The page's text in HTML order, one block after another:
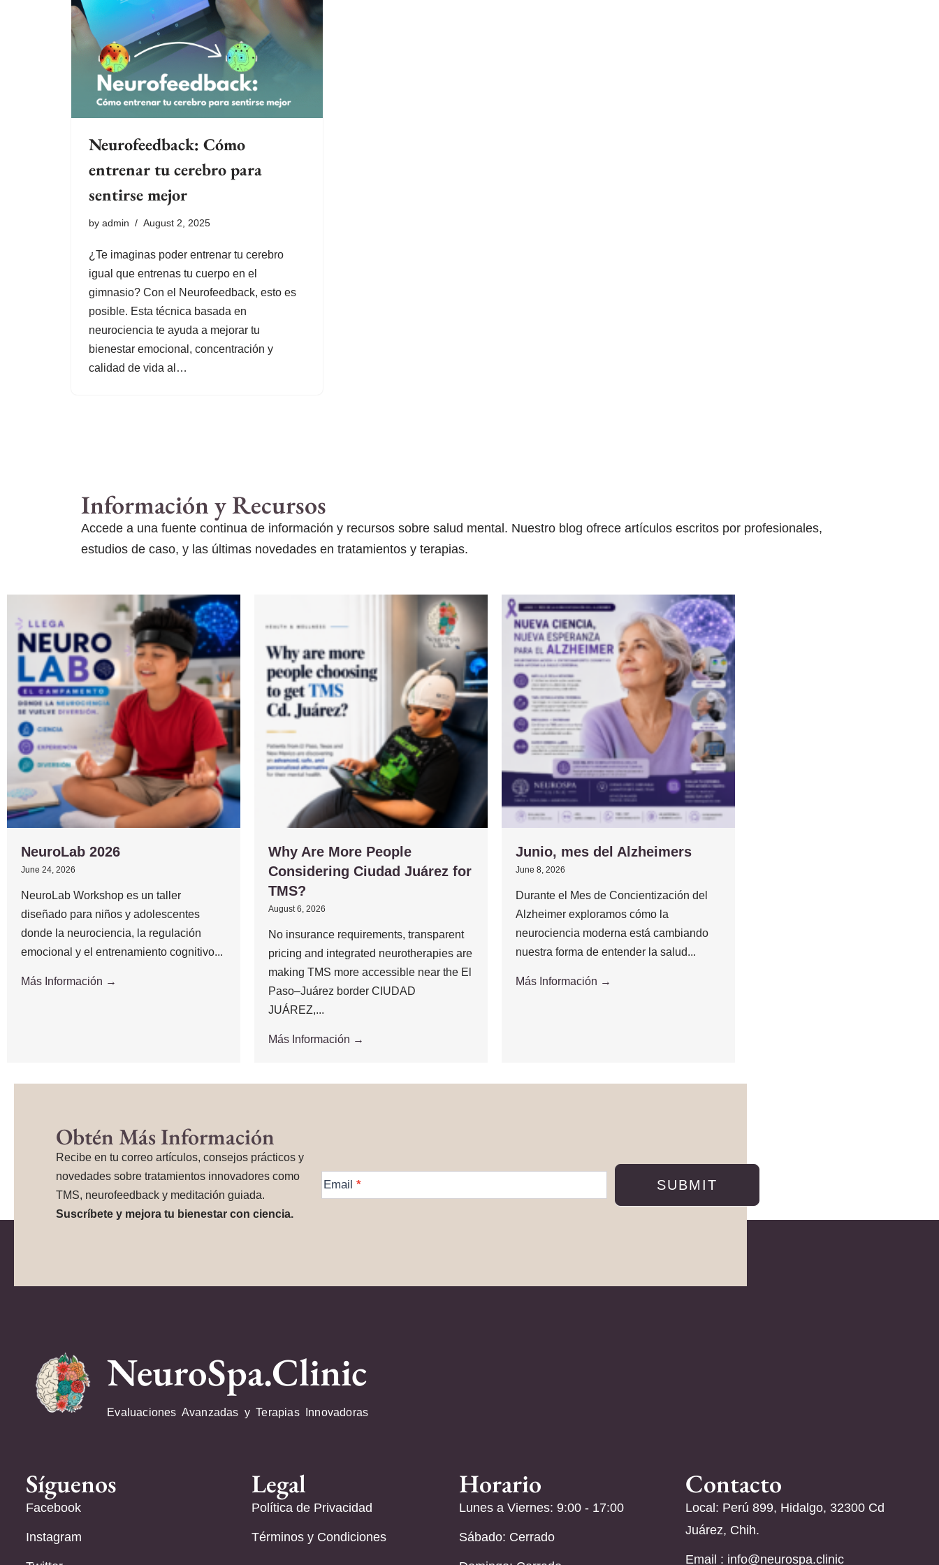
Neurofeedback: Cómo
entrenar tu cerebro para
sentirse mejor
by admin August 2, 2025
¿Te imaginas poder entrenar tu cerebro
igual que entrenas tu cuerpo en el
gimnasio? Con el Neurofeedback, esto es
posible. Esta técnica basada en
neurociencia te ayuda a mejorar tu
bienestar emocional, concentración y
calidad de vida al…
Información y Recursos
Accede a una fuente continua de información y recursos sobre salud mental. Nuestro blog ofrece artículos escritos por profesionales,
estudios de caso, y las últimas novedades en tratamientos y terapias.
NeuroLab 2026
June 24, 2026
NeuroLab Workshop es un taller
diseñado para niños y adolescentes
donde la neurociencia, la regulación
emocional y el entrenamiento cognitivo...
Más Información →
Why Are More People
Considering Ciudad Juárez for
TMS?
August 6, 2026
No insurance requirements, transparent
pricing and integrated neurotherapies are
making TMS more accessible near the El
Paso–Juárez border CIUDAD
JUÁREZ,...
Más Información →
Junio, mes del Alzheimers
June 8, 2026
Durante el Mes de Concientización del
Alzheimer exploramos cómo la
neurociencia moderna está cambiando
nuestra forma de entender la salud...
Más Información →
Obtén Más Información
Recibe en tu correo artículos, consejos prácticos y
novedades sobre tratamientos innovadores como
TMS, neurofeedback y meditación guiada.
Suscríbete y mejora tu bienestar con ciencia.
Information
Email* SUBMIT
NeuroSpa.Clinic
Evaluaciones Avanzadas y Terapias Innovadoras
Síguenos
Facebook
Instagram
Legal
Política de Privacidad
Términos y Condiciones
Horario
Lunes a Viernes: 9:00 - 17:00
Sábado: Cerrado
Contacto
Local: Perú 899, Hidalgo, 32300 Cd
Juárez, Chih.
Email : info@neurospa.clinic